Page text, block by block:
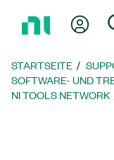
zur
STARTSEITE
SOFTWARE- UND
NI TOOLS NETWORK